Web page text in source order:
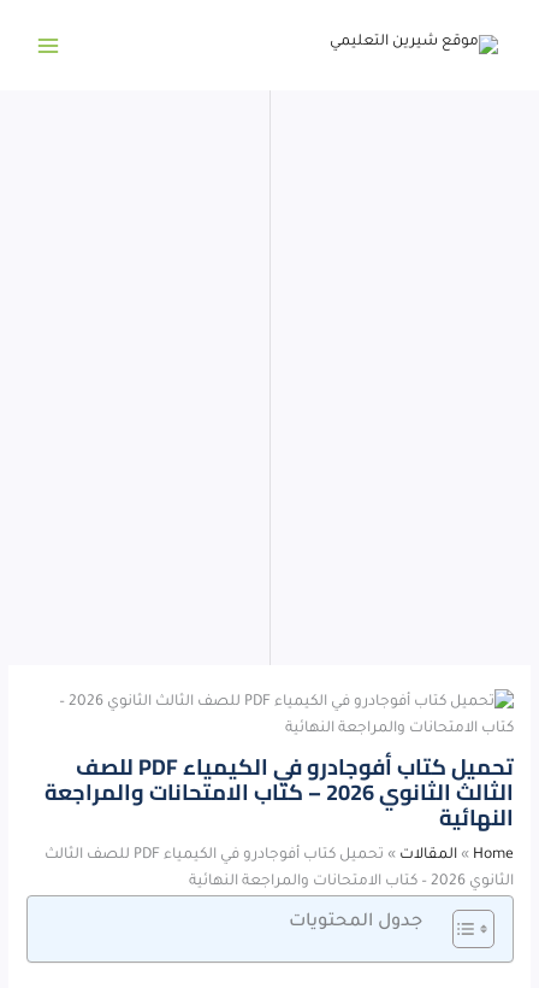
تحميل كتاب أفوجادرو في الكيمياء PDF للصف
الثالث الثانوي 2026 – كتاب الامتحانات والمراجعة
النهائية
Home
»المقالات »
تحميل كتاب أفوجادرو في الكيمياء PDF للصف الثالث
الثانوي 2026 – كتاب الامتحانات والمراجعة النهائية
جدول المحتويات